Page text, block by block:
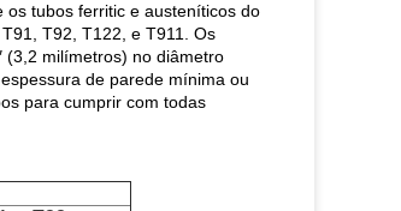
os tubos ferritic e austeníticos do
T92, T122, e T911. Os
(3,2 milímetros) no diâmetro
de parede mínima ou
para cumprir com todas